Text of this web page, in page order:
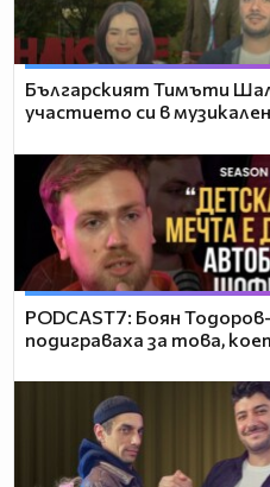
Българският Тимъти
участието си в
PODCAST7: ‪Боян
подиграваха за това,